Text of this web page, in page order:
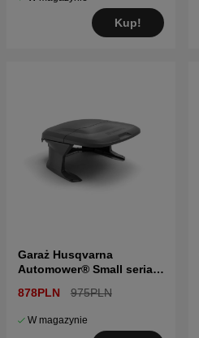
Kup!
Garaż Husqvarna
Automower® Small seria
878PLN 975PLN
W magazynie